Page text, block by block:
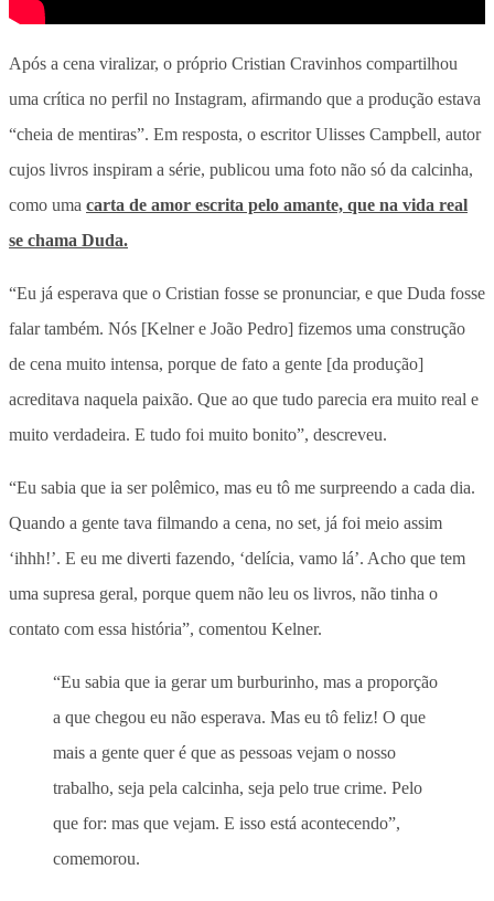
Após a cena viralizar, o próprio Cristian Cravinhos compartilhou
uma crítica no perfil no Instagram, afirmando que a produção estava
“cheia de mentiras”. Em resposta, o escritor Ulisses Campbell, autor
cujos livros inspiram a série, publicou uma foto não só da calcinha,
como uma carta de amor escrita pelo amante, que na vida real
se chama Duda.
“Eu já esperava que o Cristian fosse se pronunciar, e que Duda fosse
falar também. Nós [Kelner e João Pedro] fizemos uma construção
de cena muito intensa, porque de fato a gente [da produção]
acreditava naquela paixão. Que ao que tudo parecia era muito real e
muito verdadeira. E tudo foi muito bonito”, descreveu.
“Eu sabia que ia ser polêmico, mas eu tô me surpreendo a cada dia.
Quando a gente tava filmando a cena, no set, já foi meio assim
‘ihhh!’. E eu me diverti fazendo, ‘delícia, vamo lá’. Acho que tem
uma supresa geral, porque quem não leu os livros, não tinha o
contato com essa história”, comentou Kelner.
“Eu sabia que ia gerar um burburinho, mas a proporção
a que chegou eu não esperava. Mas eu tô feliz! O que
mais a gente quer é que as pessoas vejam o nosso
trabalho, seja pela calcinha, seja pelo true crime. Pelo
que for: mas que vejam. E isso está acontecendo”,
comemorou.